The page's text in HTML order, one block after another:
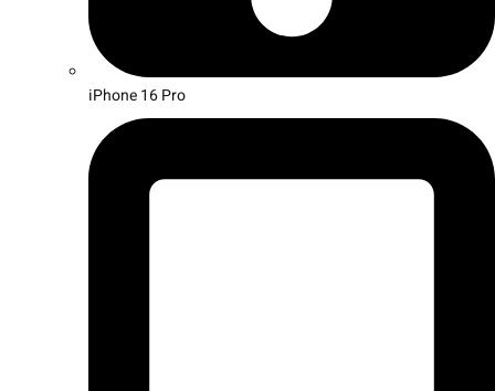
iPhone 16 Pro